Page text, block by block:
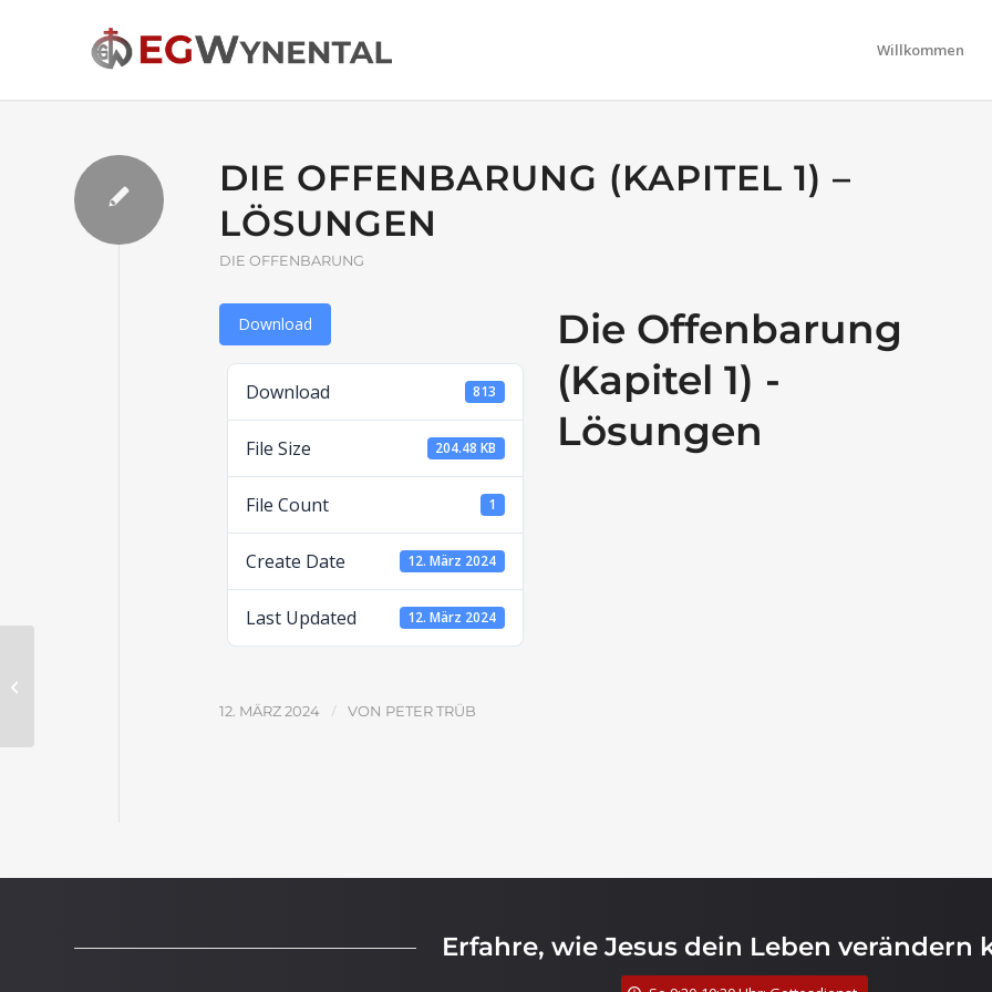
Willkommen
DIE OFFENBARUNG (KAPITEL 1) –
LÖSUNGEN
DIE OFFENBARUNG
Download
Download 813
File Size 204.48 KB
File Count 1
Create Date 12. März 2024
Last Updated 12. März 2024
Die Offenbarung
(Kapitel 1) -
Lösungen
12. MÄRZ 2024 / VON PETER TRÜB
Erfahre, wie Jesus dein Leben verändern